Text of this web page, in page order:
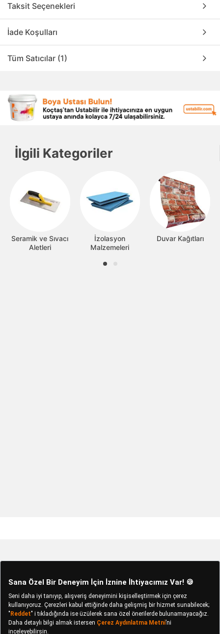
Taksit Seçenekleri
İade Koşulları
Tüm Satıcılar (1)
İlgili Kategoriler
Seramik ve Sıvacı
Aletleri
İzolasyon
Malzemeleri
Duvar Kağıtları